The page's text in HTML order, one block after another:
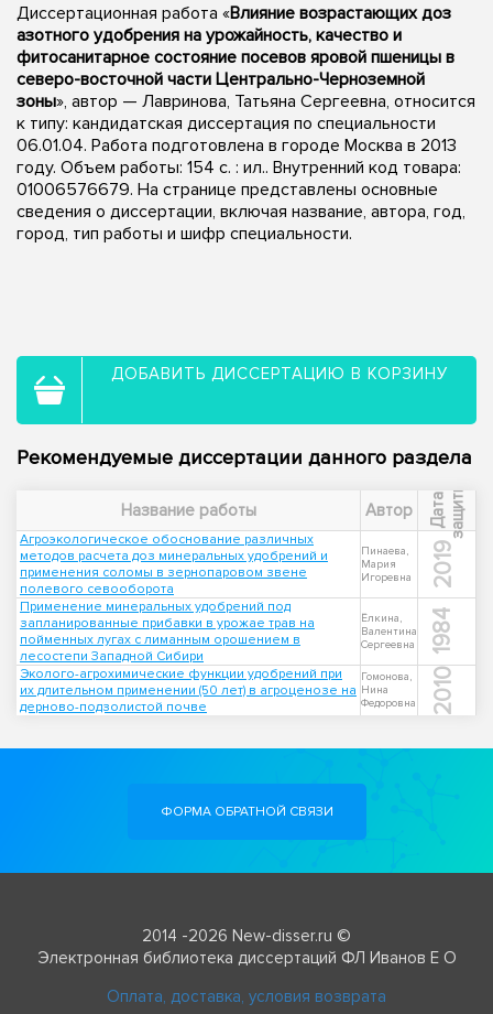
Диссертационная работа «Влияние возрастающих доз
азотного удобрения на урожайность, качество и
фитосанитарное состояние посевов яровой пшеницы в
северо-восточной части Центрально-Черноземной
зоны», автор — Лавринова, Татьяна Сергеевна, относится
к типу: кандидатская диссертация по специальности
06.01.04. Работа подготовлена в городе Москва в 2013
году. Объем работы: 154 с. : ил.. Внутренний код товара:
01006576679. На странице представлены основные
сведения о диссертации, включая название, автора, год,
город, тип работы и шифр специальности.
ДОБАВИТЬ ДИССЕРТАЦИЮ В КОРЗИНУ
Рекомендуемые диссертации данного раздела
Название работы Автор Д
а
т
а
з
а
щ
и
т ы
Агроэкологическое обоснование различных
методов расчета доз минеральных удобрений и
применения соломы в зернопаровом звене
полевого севооборота
Пинаева,
Мария
Игоревна
2019
Применение минеральных удобрений под
запланированные прибавки в урожае трав на
пойменных лугах с лиманным орошением в
лесостепи Западной Сибири
Ёлкина,
Валентина
Сергеевна
1984
Эколого-агрохимические функции удобрений при
их длительном применении (50 лет) в агроценозе на
дерново-подзолистой почве
Гомонова,
Нина
Федоровна
2010
ФОРМА ОБРАТНОЙ СВЯЗИ
2014 -2026 New-disser.ru ©
Электронная библиотека диссертаций ФЛ Иванов Е О
Оплата, доставка, условия возврата